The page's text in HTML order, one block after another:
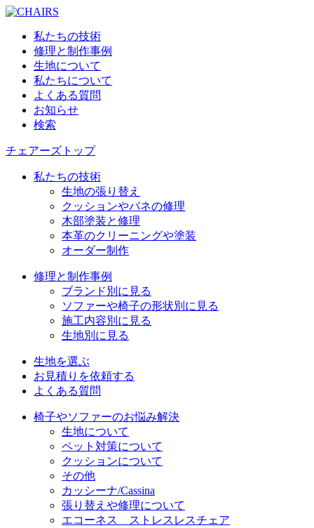
私たちの技術
修理と制作事例
生地について
私たちについて
よくある質問
お知らせ
検索
チェアーズトップ
私たちの技術
生地の張り替え
クッションやバネの修理
木部塗装と修理
本革のクリーニングや塗装
オーダー制作
修理と制作事例
ブランド別に見る
ソファーや椅子の形状別に見る
施工内容別に見る
生地別に見る
生地を選ぶ
お見積りを依頼する
よくある質問
椅子やソファーのお悩み解決
生地について
ペット対策について
クッションについて
その他
カッシーナ/Cassina
張り替えや修理について
エコーネス ストレスレスチェア